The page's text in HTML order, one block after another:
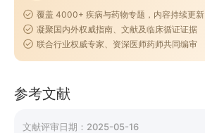
覆盖 4000+ 疾病与药物专题，内容持续更新
凝聚国内外权威指南、文献及临床循证证据
联合行业权威专家、资深医师药师共同编审
参考文献
文献评审日期： 2025-05-16